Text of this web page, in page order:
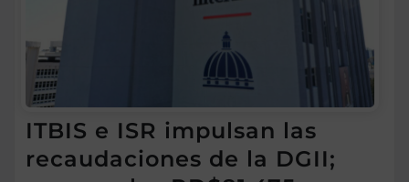
ITBIS e ISR impulsan las
recaudaciones de la DGII;